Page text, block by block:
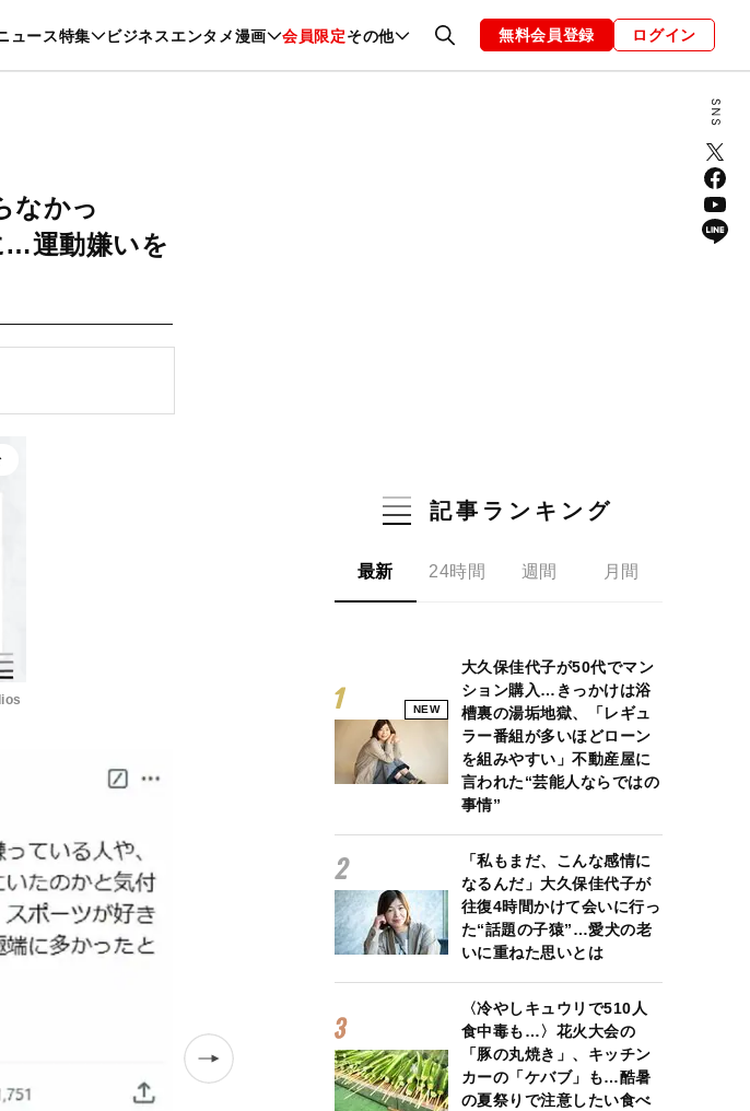
ュース特集 ビジネスエンタメ漫画 会員限定その他
ヘルスケア 美容 グルメ ファッション 恋愛・結婚 編集部 お知らせ
無料会員登録 ログイン
なかっ
…運動嫌いを
記事ランキング
最新 24時間 週間 月間
NEW
大久保佳代子が50代でマン
ション購入…きっかけは浴
槽裏の湯垢地獄、「レギュ
ラー番組が多いほどローン
を組みやすい」不動産屋に
言われた“芸能人ならではの
事情”
「私もまだ、こんな感情に
なるんだ」大久保佳代子が
往復4時間かけて会いに行っ
た“話題の子猿”…愛犬の老
いに重ねた思いとは
〈冷やしキュウリで510人
食中毒も…〉花火大会の
「豚の丸焼き」、キッチン
カーの「ケバブ」も…酷暑
の夏祭りで注意したい食べ